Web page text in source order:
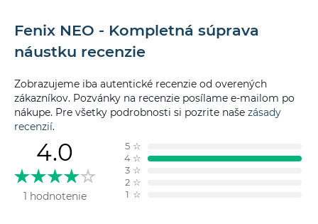
Fenix NEO - Kompletná súprava
náustku recenzie
Zobrazujeme iba autentické recenzie od overených
zákazníkov. Pozvánky na recenzie posílame e-mailom po
nákupe. Pre všetky podrobnosti si pozrite naše zásady
recenzií.
4.0
1 hodnotenie
5 ☆
4 ☆
3 ☆
2 ☆
1 ☆